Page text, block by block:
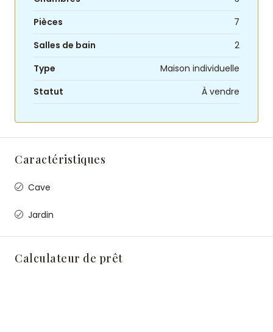
Pièces
7
Salles de bain
2
Type
Maison individuelle
Statut
À vendre
Caractéristiques
Cave
Jardin
Calculateur de prêt